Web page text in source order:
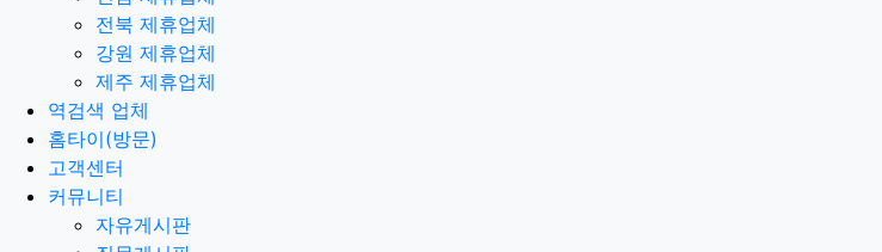
전북 제휴업체
강원 제휴업체
제주 제휴업체
역검색 업체
홈타이(방문)
고객센터
커뮤니티
자유게시판